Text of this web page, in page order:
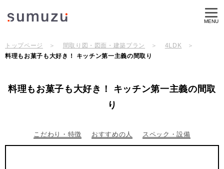
MENU
トップページ 間取り図・図面・建築プラン
4LDK
料理もお菓子も大好き！ キッチン第一主義の間取り
料理もお菓子も大好き！ キッチン第一主義の間取
り
こだわり・特徴 おすすめの人 スペック・設備